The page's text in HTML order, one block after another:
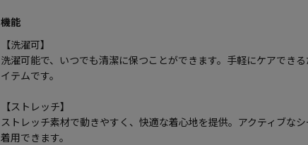
機能
【洗濯可】
洗濯可能で、いつでも清潔に保つことができます。手軽にケアでき
イテムです。
【ストレッチ】
ストレッチ素材で動きやすく、快適な着心地を提供。アクティブな
着用できます。